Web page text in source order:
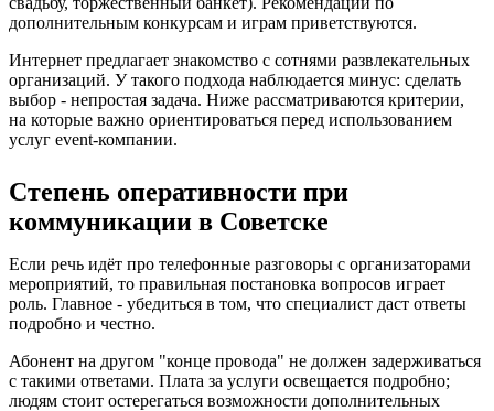
дополнительным конкурсам и играм приветствуются.
Интернет предлагает знакомство с сотнями развлекательных
организаций. У такого подхода наблюдается минус: сделать
выбор - непростая задача. Ниже рассматриваются критерии,
на которые важно ориентироваться перед использованием
услуг event-компании.
Степень оперативности при
коммуникации в Советске
Если речь идёт про телефонные разговоры с организаторами
мероприятий, то правильная постановка вопросов играет
роль. Главное - убедиться в том, что специалист даст ответы
подробно и честно.
Абонент на другом "конце провода" не должен задерживаться
с такими ответами. Плата за услуги освещается подробно;
людям стоит остерегаться возможности дополнительных